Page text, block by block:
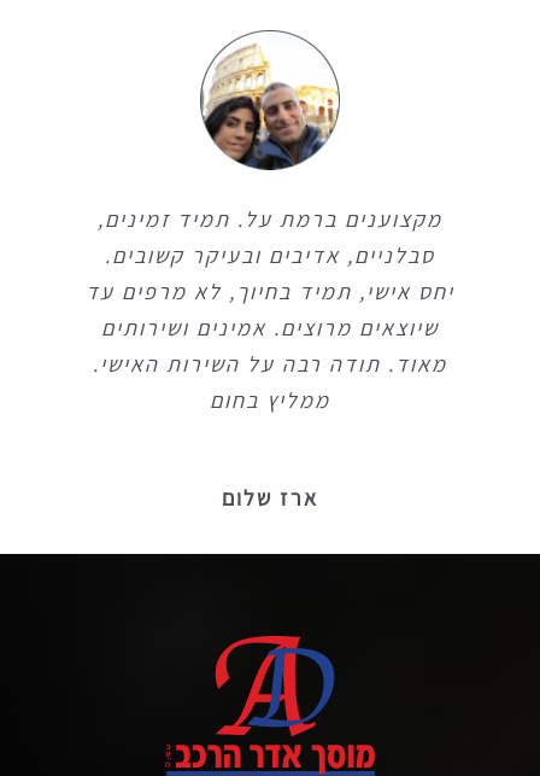
מקצוענים ברמת על. תמיד זמינים,
סבלניים, אדיבים ובעיקר קשובים.
יחס אישי, תמיד בחיוך, לא מרפים עד
שיוצאים מרוצים. אמינים ושירותים
מאוד. תודה רבה על השירות האישי.
ממליץ בחום
ארז שלום
מקצוענים ברמת על. תמיד זמינים,
סבלניים, אדיבים ובעיקר קשובים.
יחס אישי, תמיד בחיוך, לא מרפים עד
שיוצאים מרוצים. אמינים ושירותים
מאוד. תודה רבה על השירות האישי.
ממליץ בחום
ארז שלום